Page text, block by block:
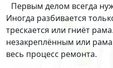
Первым делом всегда
Иногда разбивается
трескается или гниёт
незакреплённым или рама
весь процесс ремонта.